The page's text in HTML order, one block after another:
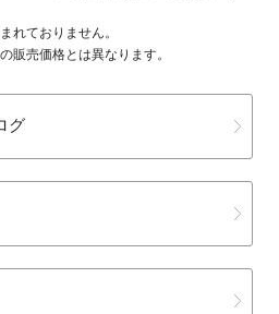
れておりません。
販売価格とは異なります。
グ